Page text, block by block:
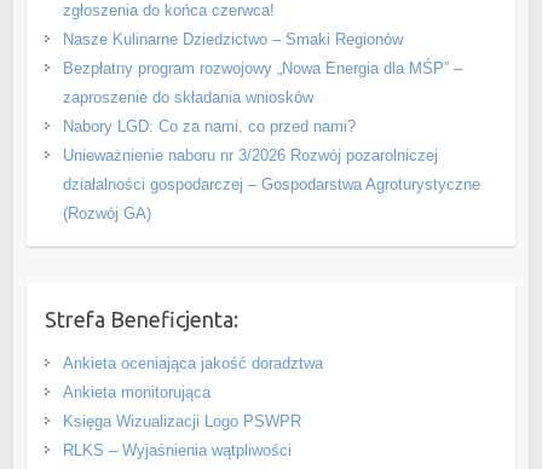
zgłoszenia do końca czerwca!
Nasze Kulinarne Dziedzictwo – Smaki Regionów
Bezpłatny program rozwojowy „Nowa Energia dla MŚP” –
zaproszenie do składania wniosków
Nabory LGD: Co za nami, co przed nami?
Unieważnienie naboru nr 3/2026 Rozwój pozarolniczej
działalności gospodarczej – Gospodarstwa Agroturystyczne
(Rozwój GA)
Strefa Beneficjenta:
Ankieta oceniająca jakość doradztwa
Ankieta monitorująca
Księga Wizualizacji Logo PSWPR
RLKS – Wyjaśnienia wątpliwości